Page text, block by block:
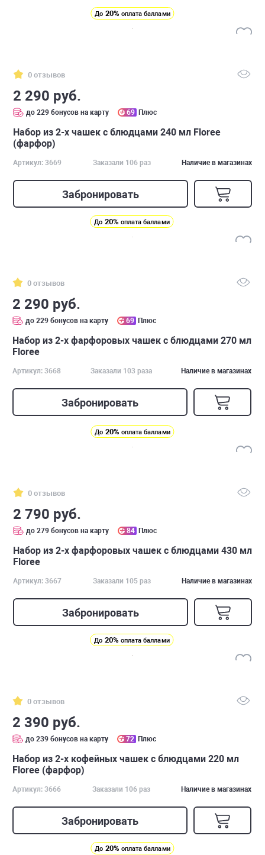
До 20% оплата баллами
0 отзывов
2 290 руб.
до 229 бонусов на карту 69 Плюс
Набор из 2-х чашек с блюдцами 240 мл Floree
(фарфор)
Артикул: 3669 Заказали 106 раз Наличие в магазинах
Забронировать
До 20% оплата баллами
0 отзывов
2 290 руб.
до 229 бонусов на карту 69 Плюс
Набор из 2-х фарфоровых чашек с блюдцами 270 мл
Floree
Артикул: 3668 Заказали 103 раза Наличие в магазинах
Забронировать
До 20% оплата баллами
0 отзывов
2 790 руб.
до 279 бонусов на карту 84 Плюс
Набор из 2-х фарфоровых чашек с блюдцами 430 мл
Floree
Артикул: 3667 Заказали 105 раз Наличие в магазинах
Забронировать
До 20% оплата баллами
0 отзывов
2 390 руб.
до 239 бонусов на карту 72 Плюс
Набор из 2-х кофейных чашек с блюдцами 220 мл
Floree (фарфор)
Артикул: 3666 Заказали 106 раз Наличие в магазинах
Забронировать
До 20% оплата баллами